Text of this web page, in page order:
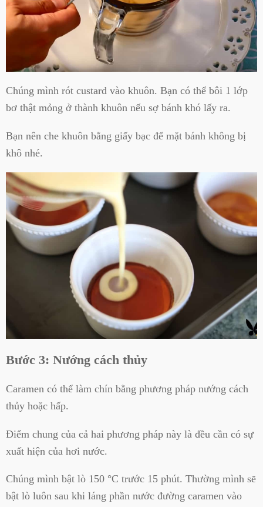
Chúng mình rót custard vào khuôn. Bạn có thể bôi 1 lớp
bơ thật mỏng ở thành khuôn nếu sợ bánh khó lấy ra.
Bạn nên che khuôn bằng giấy bạc để mặt bánh không bị
khô nhé.
Bước 3: Nướng cách thủy
Caramen có thể làm chín bằng phương pháp nướng cách
thủy hoặc hấp.
Điểm chung của cả hai phương pháp này là đều cần có sự
xuất hiện của hơi nước.
Chúng mình bật lò 150 °C trước 15 phút. Thường mình sẽ
bật lò luôn sau khi láng phần nước đường caramen vào